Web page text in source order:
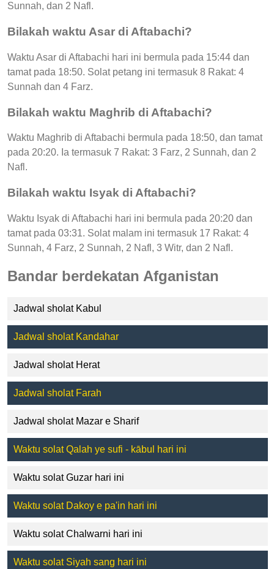
Sunnah, dan 2 Nafl.
Bilakah waktu Asar di Aftabachi?
Waktu Asar di Aftabachi hari ini bermula pada 15:44 dan
tamat pada 18:50. Solat petang ini termasuk 8 Rakat: 4
Sunnah dan 4 Farz.
Bilakah waktu Maghrib di Aftabachi?
Waktu Maghrib di Aftabachi bermula pada 18:50, dan tamat
pada 20:20. Ia termasuk 7 Rakat: 3 Farz, 2 Sunnah, dan 2
Nafl.
Bilakah waktu Isyak di Aftabachi?
Waktu Isyak di Aftabachi hari ini bermula pada 20:20 dan
tamat pada 03:31. Solat malam ini termasuk 17 Rakat: 4
Sunnah, 4 Farz, 2 Sunnah, 2 Nafl, 3 Witr, dan 2 Nafl.
Bandar berdekatan Afganistan
Jadwal sholat Kabul
Jadwal sholat Kandahar
Jadwal sholat Herat
Jadwal sholat Farah
Jadwal sholat Mazar e Sharif
Waktu solat Qalah ye sufi - kābul hari ini
Waktu solat Guzar hari ini
Waktu solat Dakoy e pa'in hari ini
Waktu solat Chalwarni hari ini
Waktu solat Siyah sang hari ini